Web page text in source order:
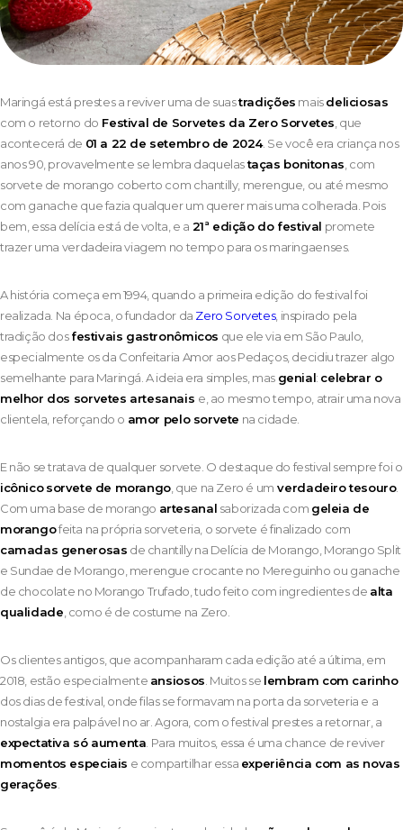
Maringá está prestes a reviver uma de suastradições maisdeliciosas
com o retorno do Festival de Sorvetes da Zero Sorvetes, que
acontecerá de 01 a 22 de setembro de 2024. Se você era criança nos
anos 90, provavelmente se lembra daquelastaças bonitonas, com
sorvete de morango coberto com chantilly, merengue, ou até mesmo
com ganache que fazia qualquer um querer mais uma colherada. Pois
bem, essa delícia está de volta, e a 21ª edição do festival promete
trazer uma verdadeira viagem no tempo para os maringaenses.
A história começa em 1994, quando a primeira edição do festival foi
realizada. Na época, o fundador da Zero Sorvetes, inspirado pela
tradição dosfestivais gastronômicos que ele via em São Paulo,
especialmente os da Confeitaria Amor aos Pedaços, decidiu trazer algo
semelhante para Maringá. A ideia era simples, mas genial: celebrar o
melhor dos sorvetes artesanais e, ao mesmo tempo, atrair uma nova
clientela, reforçando o amor pelo sorvete na cidade.
E não se tratava de qualquer sorvete. O destaque do festival sempre foi o
icônico sorvete de morango, que na Zero é um verdadeiro tesouro.
Com uma base de morango artesanal saborizada com geleia de
morangofeita na própria sorveteria, o sorvete é finalizado com
camadas generosas de chantilly na Delícia de Morango, Morango Split
e Sundae de Morango, merengue crocante no Mereguinho ou ganache
de chocolate no Morango Trufado, tudo feito com ingredientes de alta
qualidade, como é de costume na Zero.
Os clientes antigos, que acompanharam cada edição até a última, em
2018, estão especialmente ansiosos. Muitos se lembram com carinho
dos dias de festival, onde filas se formavam na porta da sorveteria e a
nostalgia era palpável no ar. Agora, com o festival prestes a retornar, a
expectativa só aumenta. Para muitos, essa é uma chance de reviver
momentos especiais e compartilhar essa experiência com as novas
gerações.